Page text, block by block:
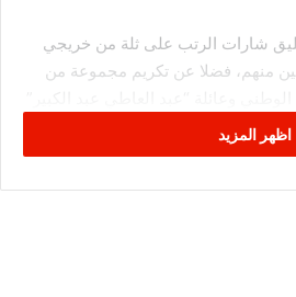
شارات الرتب على ثلة من خريجي
منهم، فضلا عن تكريم مجموعة من
الدورة.
اظهر المزيد